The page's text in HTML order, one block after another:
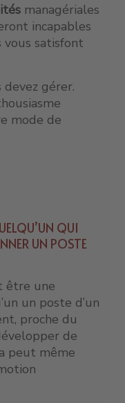
managériales
incapables
vous satisfont
devez gérer.
mode de
QUI
UN POSTE
être une
un poste d’un
proche du
de
peut même